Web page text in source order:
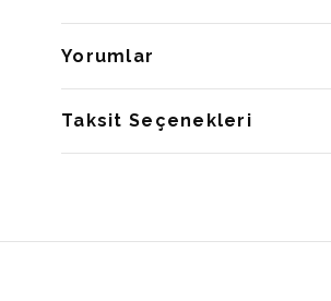
Yorumlar
Taksit Seçenekleri